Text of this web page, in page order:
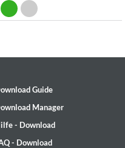
Guide
Manager
- Download
- Download